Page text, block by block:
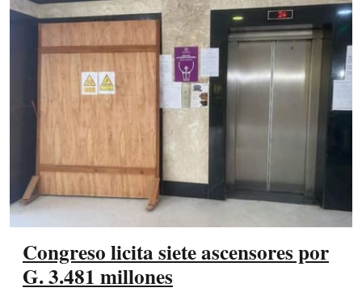
Congreso licita siete ascensores por
G. 3.481 millones